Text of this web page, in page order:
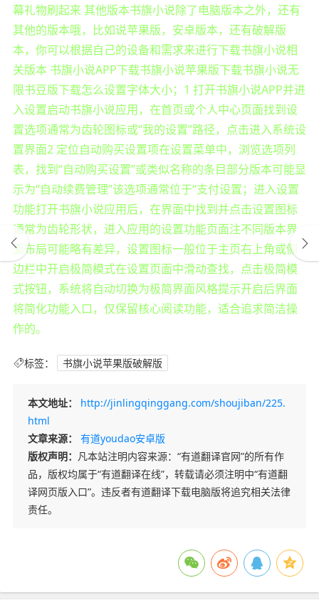
幕礼物刷起来 其他版本书旗小说除了电脑版本之外，还有
其他的版本哦，比如说苹果版，安卓版本，还有破解版
本，你可以根据自己的设备和需求来进行下载书旗小说相
关版本 书旗小说APP下载书旗小说苹果版下载书旗小说无
限书豆版下载怎么设置字体大小；1 打开书旗小说APP并进
入设置启动书旗小说应用，在首页或个人中心页面找到设
置选项通常为齿轮图标或“我的设置”路径，点击进入系统设
置界面2 定位自动购买设置项在设置菜单中，浏览选项列
表，找到“自动购买设置”或类似名称的条目部分版本可能显
示为“自动续费管理”该选项通常位于“支付设置；进入设置
功能打开书旗小说应用后，在界面中找到并点击设置图标
通常为齿轮形状，进入应用的设置功能页面注不同版本界
面布局可能略有差异，设置图标一般位于主页右上角或侧
边栏中开启极简模式在设置页面中滑动查找，点击极简模
式按钮，系统将自动切换为极简界面风格提示开启后界面
将简化功能入口，仅保留核心阅读功能，适合追求简洁操
作的。
标签： 书旗小说苹果版破解版
本文地址：
http://jinlingqinggang.com/shoujiban/225.
html
文章来源：
有道youdao安卓版
版权声明： 凡本站注明内容来源：“有道翻译官网”的所有作
品，版权均属于“有道翻译在线”，转载请必须注明中“有道翻
译网页版入口”。违反者有道翻译下载电脑版将追究相关法律
责任。